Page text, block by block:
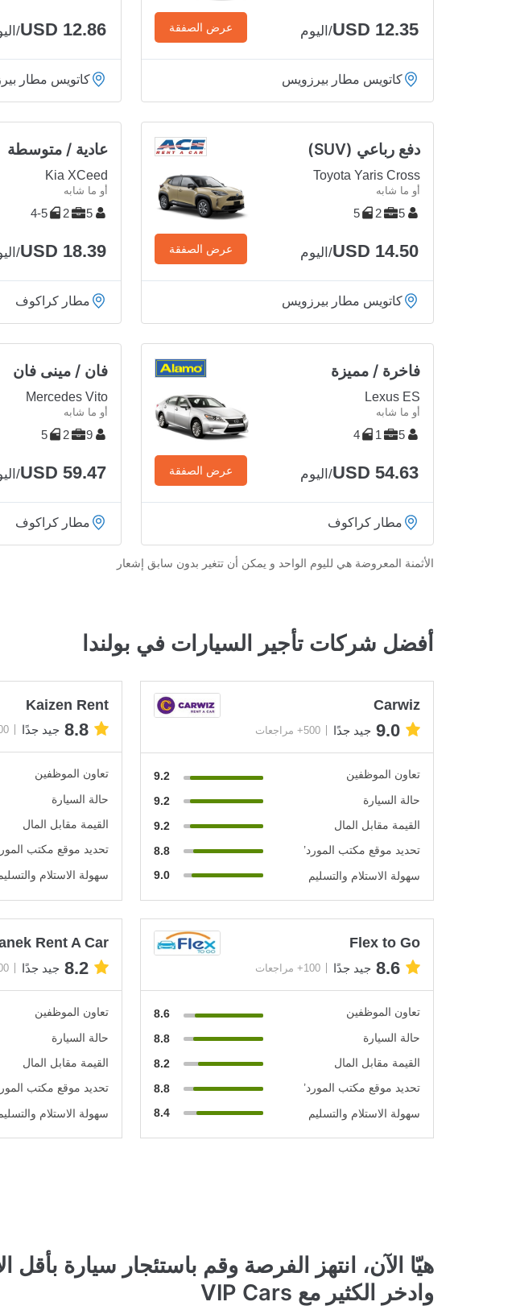
USD 12.35/اليوم عرض الصفقة
كاتويس مطار بيرزويس
USD 12.86
/
كاتويس مطار
دفع رباعي (SUV)
Toyota Yaris Cross
أو ما شابه
5
2
5
USD 14.50/اليوم عرض الصفقة
كاتويس مطار بيرزويس
عادية / متوسطة
Kia XCeed
أو ما شابه
5
2
4-5
USD 18.39
/
مطار كراكوف
فاخرة / مميزة
Lexus ES
أو ما شابه
5
1
4
USD 54.63/اليوم عرض الصفقة
مطار كراكوف
فان / مينى فان
Mercedes Vito
أو ما شابه
9
2
5
USD 59.47
/
مطار كراكوف
الأثمنة المعروضة هي لليوم الواحد و يمكن أن تتغير بدون سابق إشعار
أفضل شركات تأجير السيارات في بولندا
Carwiz
9.0 جيد جدًا 500+ مراجعات
تعاون الموظفين
9.2
حالة السيارة
9.2
القيمة مقابل المال
9.2
تحديد موقع مكتب المورد’
8.8
سهولة الاستلام والتسليم
9.0
Kaizen Rent
8.8 جيد جدًا 500+
تعاون الموظفين
حالة السيارة
القيمة مقابل المال
تحديد موقع مكتب
سهولة الاستلام
Flex to Go
8.6 جيد جدًا 100+ مراجعات
تعاون الموظفين
8.6
حالة السيارة
8.8
القيمة مقابل المال
8.2
تحديد موقع مكتب المورد’
8.8
سهولة الاستلام والتسليم
8.4
Rent A Car
8.2 جيد جدًا 100+
تعاون الموظفين
حالة السيارة
القيمة مقابل المال
تحديد موقع مكتب
سهولة الاستلام
هيّا الآن، انتهز الفرصة وقم باستئجار سيارة بأقل
وادخر الكثير مع VIP Cars